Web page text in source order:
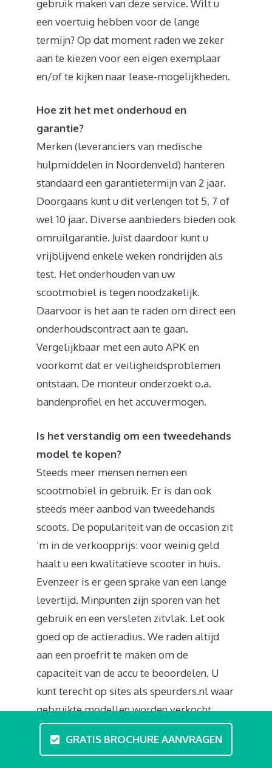
gebruik maken van deze service. Wilt u
een voertuig hebben voor de lange
termijn? Op dat moment raden we zeker
aan te kiezen voor een eigen exemplaar
en/of te kijken naar lease-mogelijkheden.
Hoe zit het met onderhoud en
garantie?
Merken (leveranciers van medische
hulpmiddelen in Noordenveld) hanteren
standaard een garantietermijn van 2 jaar.
Doorgaans kunt u dit verlengen tot 5, 7 of
wel 10 jaar. Diverse aanbieders bieden ook
omruilgarantie. Juist daardoor kunt u
vrijblijvend enkele weken rondrijden als
test. Het onderhouden van uw
scootmobiel is tegen noodzakelijk.
Daarvoor is het aan te raden om direct een
onderhoudscontract aan te gaan.
Vergelijkbaar met een auto APK en
voorkomt dat er veiligheidsproblemen
ontstaan. De monteur onderzoekt o.a.
bandenprofiel en het accuvermogen.
Is het verstandig om een tweedehands
model te kopen?
Steeds meer mensen nemen een
scootmobiel in gebruik. Er is dan ook
steeds meer aanbod van tweedehands
scoots. De populariteit van de occasion zit
‘m in de verkoopprijs: voor weinig geld
haalt u een kwalitatieve scooter in huis.
Evenzeer is er geen sprake van een lange
levertijd. Minpunten zijn sporen van het
gebruik en een versleten zitvlak. Let ook
goed op de actieradius. We raden altijd
aan een proefrit te maken om de
capaciteit van de accu te beoordelen. U
kunt terecht op sites als speurders.nl waar
gebruikte modellen worden verkocht.
Moet ik een rijbewijs hebben?
GRATIS BROCHURE AANVRAGEN